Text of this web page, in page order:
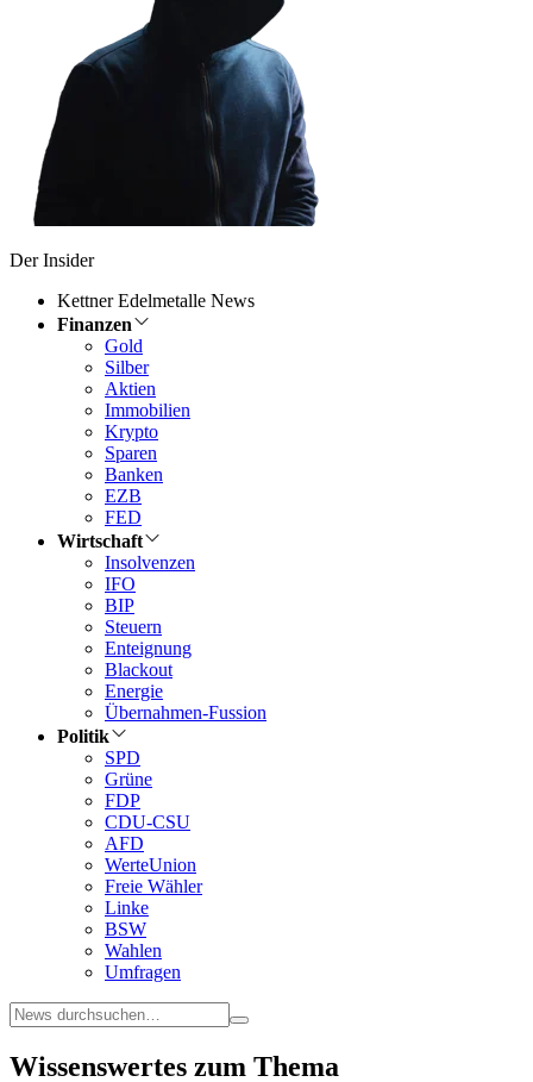
Der Insider
Kettner Edelmetalle News
Finanzen
Gold
Silber
Aktien
Immobilien
Krypto
Sparen
Banken
EZB
FED
Wirtschaft
Insolvenzen
IFO
BIP
Steuern
Enteignung
Blackout
Energie
Übernahmen-Fussion
Politik
SPD
Grüne
FDP
CDU-CSU
AFD
WerteUnion
Freie Wähler
Linke
BSW
Wahlen
Umfragen
Wissenswertes zum Thema